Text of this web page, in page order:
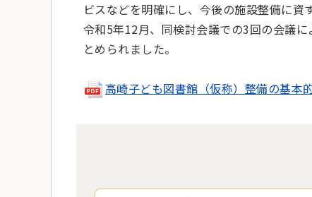
ビスなどを明確にし、今後の施設整備に資
令和5年12月、同検討会議での3回の会議
とめられました。
高崎子ども図書館（仮称）整備の基